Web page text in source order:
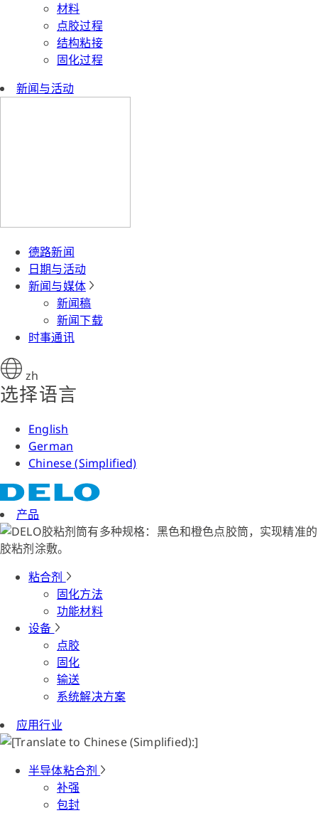
材料
点胶过程
结构粘接
固化过程
新闻与活动
德路新闻
日期与活动
新闻与媒体
新闻稿
新闻下载
时事通讯
zh
选择语言
English
German
Chinese (Simplified)
产品
粘合剂
固化方法
功能材料
设备
点胶
固化
输送
系统解决方案
应用行业
半导体粘合剂
补强
包封